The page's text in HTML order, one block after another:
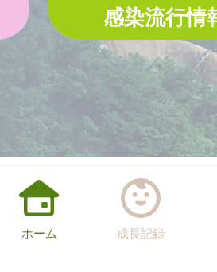
感染流行情
ホーム 成長記録